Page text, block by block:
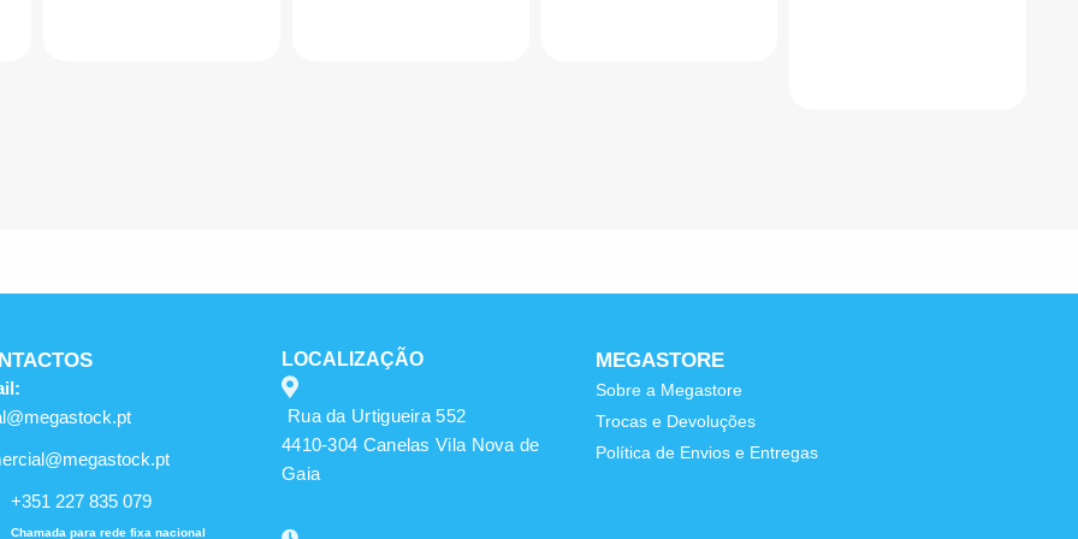
+351 227 835 079
Chamada para rede fixa nacional
LOCALIZAÇÃO
Rua da Urtigueira 552
4410-304 Canelas Vila Nova de
Gaia
MEGASTORE
Sobre a Megastore
Trocas e Devoluções
Política de Envios e Entregas